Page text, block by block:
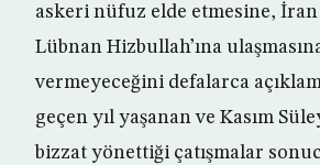
askeri nüfuz elde etmesine, İran
Lübnan Hizbullah’ına
vermeyeceğini defalarca
geçen yıl yaşanan ve Kasım
bizzat yönettiği çatışmalar